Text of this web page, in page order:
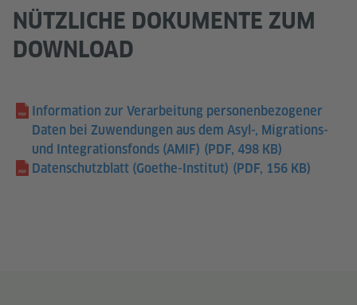
NÜTZLICHE DOKUMENTE ZUM
DOWNLOAD
Information zur Verarbeitung personenbezogener
Daten bei Zuwendungen aus dem Asyl-, Migrations-
und Integrationsfonds (AMIF) (PDF, 498 KB)
Datenschutzblatt (Goethe-Institut) (PDF, 156 KB)